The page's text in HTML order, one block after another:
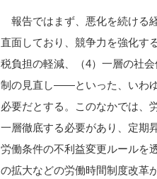
報告ではまず、悪化を続ける
直面しており、競争力を強化す
税負担の軽減、（4）一層の社
制の見直し――といった、いわ
必要だとする。このなかでは、
一層徹底する必要があり、定期
労働条件の不利益変更ルールを
の拡大などの労働時間制度改革